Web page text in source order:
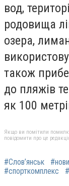
вод,
родовища
озера,
також
до пляжів
як 100
Якщо ви помітили
повідомити про це
#Слов’янськ
#спорткомплекс